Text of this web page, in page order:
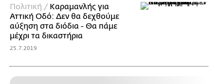
Πολιτική / Καραμανλής για
Αττική Οδό: Δεν θα δεχθούμε
αύξηση στα διόδια - Θα πάμε
μέχρι τα δικαστήρια
25.7.2019